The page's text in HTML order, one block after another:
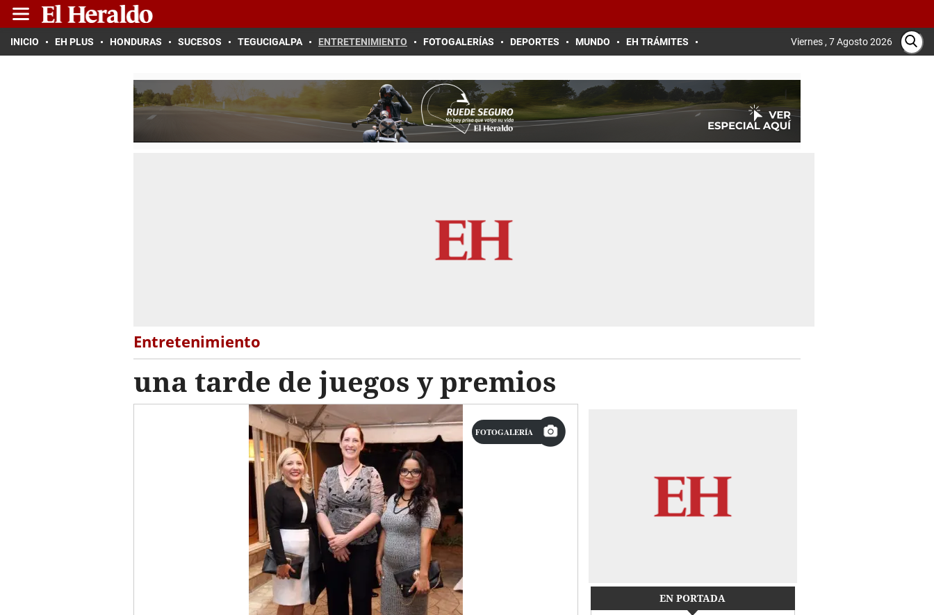
INICIO EH PLUS HONDURAS SUCESOS TEGUCIGALPA ENTRETENIMIENTO FOTOGALERÍAS DEPORTES MUNDO EH TRÁMITES Viernes , 7 Agosto 2026
Entretenimiento
una tarde de juegos y premios
FOTOGALERÍA
EN PORTADA